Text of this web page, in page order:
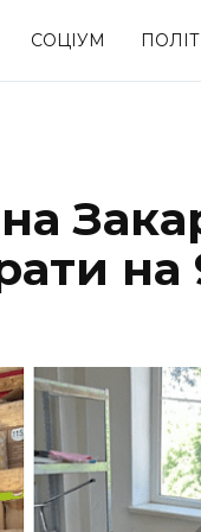
СОЦІУМ
Спорт
на